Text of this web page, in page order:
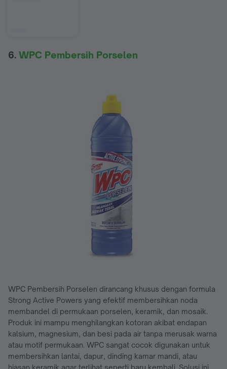
6. WPC Pembersih Porselen
WPC Pembersih Porselen dirancang khusus dengan formula
Strong Active Powers yang efektif membersihkan noda
membandel di permukaan porselen, keramik, dan mosaik.
Produk ini mampu menghilangkan kotoran akibat endapan
kalsium, magnesium, dan besi pada air tanpa merusak warna
atau motif permukaan. WPC sangat cocok digunakan untuk
membersihkan lantai, dapur, dinding kamar mandi, atau
hiasan keramik agar terlihat seperti baru kembali. Solusi ini